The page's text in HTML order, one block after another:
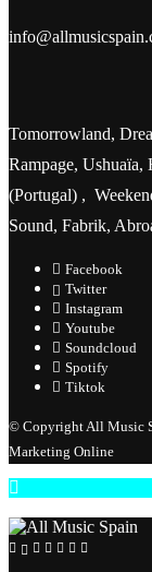
Tomorrowland,
Rampage,
(Portugal) ,
Sound, Fabrik,
Facebook
Twitter
Instagram
Youtube
Soundcloud
Spotify
Tiktok
© Copyright All Music
Marketing Online